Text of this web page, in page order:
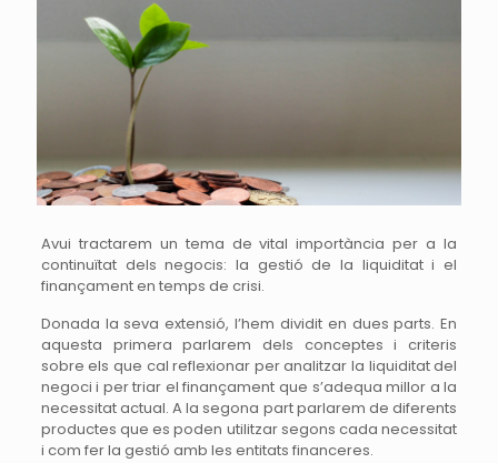
Avui tractarem un tema de vital importància per a la
continuïtat dels negocis: la gestió de la liquiditat i el
finançament en temps de crisi.
Donada la seva extensió, l’hem dividit en dues parts. En
aquesta primera parlarem dels conceptes i criteris
sobre els que cal reflexionar per analitzar la liquiditat del
negoci i per triar el finançament que s’adequa millor a la
necessitat actual. A la segona part parlarem de diferents
productes que es poden utilitzar segons cada necessitat
i com fer la gestió amb les entitats financeres.